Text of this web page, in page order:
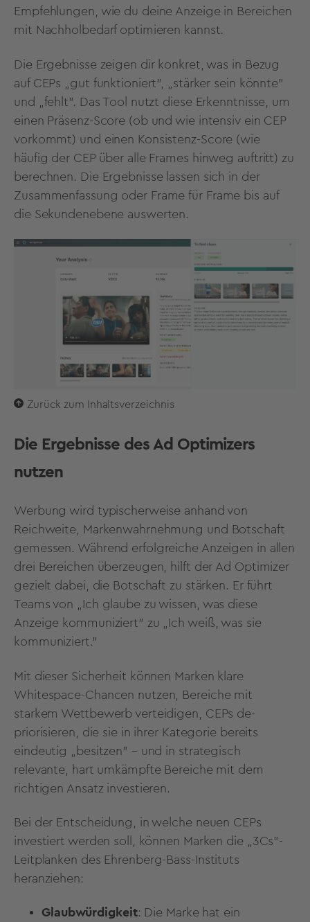
Empfehlungen, wie du deine Anzeige in Bereichen
mit Nachholbedarf optimieren kannst.
Die Ergebnisse zeigen dir konkret, was in Bezug
auf CEPs „gut funktioniert", „stärker sein könnte"
und „fehlt". Das Tool nutzt diese Erkenntnisse, um
einen Präsenz-Score (ob und wie intensiv ein CEP
vorkommt) und einen Konsistenz-Score (wie
häufig der CEP über alle Frames hinweg auftritt) zu
berechnen. Die Ergebnisse lassen sich in der
Zusammenfassung oder Frame für Frame bis auf
die Sekundenebene auswerten.
Zurück zum Inhaltsverzeichnis
Die Ergebnisse des Ad Optimizers
nutzen
Werbung wird typischerweise anhand von
Reichweite, Markenwahrnehmung und Botschaft
gemessen. Während erfolgreiche Anzeigen in allen
drei Bereichen überzeugen, hilft der Ad Optimizer
gezielt dabei, die Botschaft zu stärken. Er führt
Teams von „Ich glaube zu wissen, was diese
Anzeige kommuniziert" zu „Ich weiß, was sie
kommuniziert."
Mit dieser Sicherheit können Marken klare
Whitespace-Chancen nutzen, Bereiche mit
starkem Wettbewerb verteidigen, CEPs de-
priorisieren, die sie in ihrer Kategorie bereits
eindeutig „besitzen" – und in strategisch
relevante, hart umkämpfte Bereiche mit dem
richtigen Ansatz investieren.
Bei der Entscheidung, in welche neuen CEPs
investiert werden soll, können Marken die „3Cs"-
Leitplanken des Ehrenberg-Bass-Instituts
heranziehen:
Glaubwürdigkeit: Die Marke hat ein